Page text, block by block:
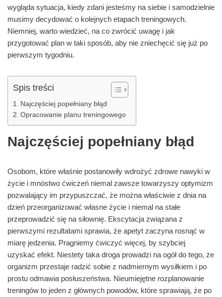
wygląda sytuacja, kiedy zdani jesteśmy na siebie i samodzielnie
musimy decydować o kolejnych etapach treningowych.
Niemniej, warto wiedzieć, na co zwrócić uwagę i jak
przygotować plan w taki sposób, aby nie zniechęcić się już po
pierwszym tygodniu.
Spis treści
Najczęściej popełniany błąd
Opracowanie planu treningowego
Najczęściej popełniany błąd
Osobom, które właśnie postanowiły wdrożyć zdrowe nawyki w
życie i mnóstwo ćwiczeń niemal zawsze towarzyszy optymizm
pozwalający im przypuszczać, że można właściwie z dnia na
dzień przeorganizować własne życie i niemal na stałe
przeprowadzić się na siłownię. Ekscytacja związana z
pierwszymi rezultatami sprawia, że apetyt zaczyna rosnąć w
miarę jedzenia. Pragniemy ćwiczyć więcej, by szybciej
uzyskać efekt. Niestety taka droga prowadzi na ogół do tego, że
organizm przestaje radzić sobie z nadmiernym wysiłkiem i po
prostu odmawia posłuszeństwa. Nieumiejętne rozplanowanie
treningów to jeden z głównych powodów, które sprawiają, że po